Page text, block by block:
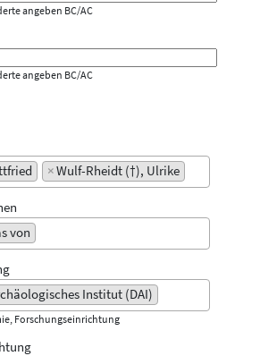
angeben BC/AC
angeben BC/AC
×Wulf-Rheidt (†), Ulrike
von
Institut (DAI)
Forschungseinrichtung